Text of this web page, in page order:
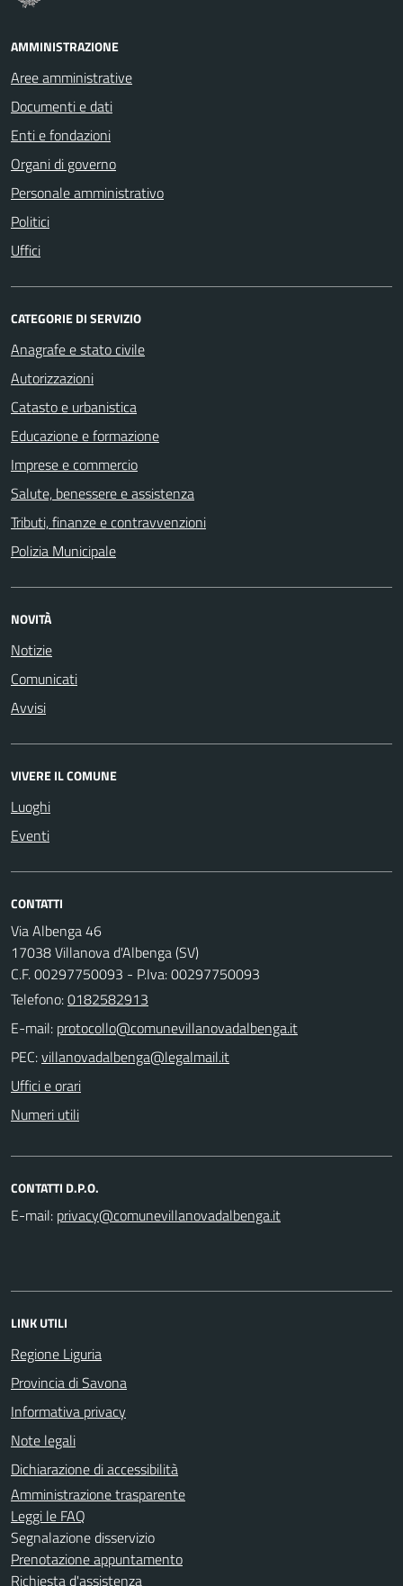
AMMINISTRAZIONE
Aree amministrative
Documenti e dati
Enti e fondazioni
Organi di governo
Personale amministrativo
Politici
Uffici
CATEGORIE DI SERVIZIO
Anagrafe e stato civile
Autorizzazioni
Catasto e urbanistica
Educazione e formazione
Imprese e commercio
Salute, benessere e assistenza
Tributi, finanze e contravvenzioni
Polizia Municipale
NOVITÀ
Notizie
Comunicati
Avvisi
VIVERE IL COMUNE
Luoghi
Eventi
CONTATTI
Via Albenga 46
17038 Villanova d'Albenga (SV)
C.F. 00297750093 - P.Iva: 00297750093
Telefono:0182582913
E-mail:
PEC:
Uffici e orari
Numeri utili
CONTATTI D.P.O.
E-mail:
LINK UTILI
Regione Liguria
Provincia di Savona
Informativa privacy
Note legali
Dichiarazione di accessibilità
Amministrazione trasparente
Leggi le FAQ
Segnalazione disservizio
Prenotazione appuntamento
Richiesta d'assistenza